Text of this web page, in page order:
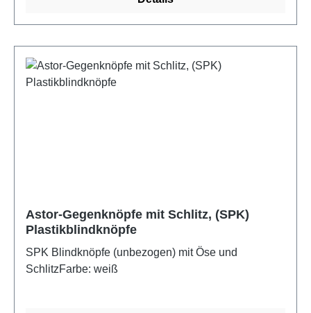
Astor-Gegenknöpfe mit Schlitz, (SPK)
Plastikblindknöpfe
SPK Blindknöpfe (unbezogen) mit Öse und
SchlitzFarbe: weiß